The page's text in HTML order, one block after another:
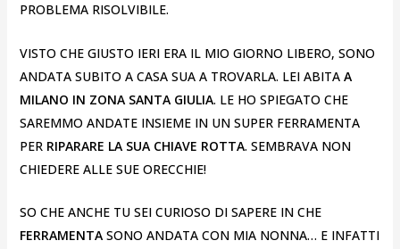
PROBLEMA RISOLVIBILE.
VISTO CHE GIUSTO IERI ERA IL MIO GIORNO LIBERO, SONO
ANDATA SUBITO A CASA SUA A TROVARLA. LEI ABITAA
MILANO IN ZONA SANTA GIULIA. LE HO SPIEGATO CHE
SAREMMO ANDATE INSIEME IN UN SUPER FERRAMENTA
PER RIPARARE LA SUA CHIAVE ROTTA. SEMBRAVA NON
CHIEDERE ALLE SUE ORECCHIE!
SO CHE ANCHE TU SEI CURIOSO DI SAPERE IN CHE
FERRAMENTA SONO ANDATA CON MIA NONNA… E INFATTI